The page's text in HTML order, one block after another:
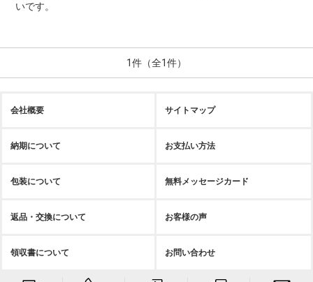
いです。
1件（全1件）
会社概要 サイトマップ
納期について お支払い方法
包装について 無料メッセージカード
返品・交換について お客様の声
領収書について お問い合わせ